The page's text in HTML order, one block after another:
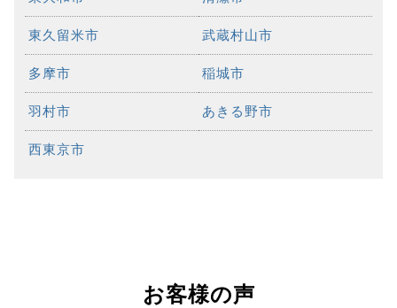
東久留米市 武蔵村山市
多摩市 稲城市
羽村市 あきる野市
西東京市
お客様の声